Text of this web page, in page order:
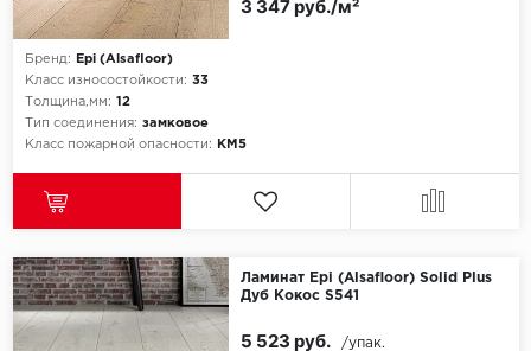
Бренд:
Epi (Alsafloor)
Класс износостойкости: 33
Толщина,мм: 12
Тип соединения: замковое
Класс пожарной опасности:
КМ5
3 347 руб./м²
Ламинат Epi (Alsafloor) Solid Plus
Дуб Кокос S541
5 523 руб. /упак.